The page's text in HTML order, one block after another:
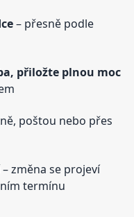
– přesně podle
přiložte plnou moc
poštou nebo přes
– změna se projeví
termínu